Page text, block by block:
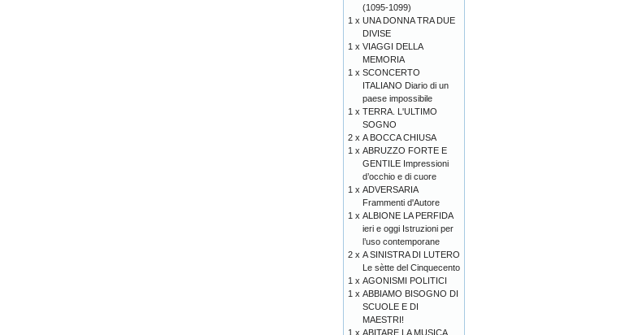
(1095-1099)
1 x UNA DONNA TRA DUE
DIVISE
1 x VIAGGI DELLA
MEMORIA
1 x SCONCERTO
ITALIANO Diario di un
paese impossibile
1 x TERRA. L'ULTIMO
SOGNO
2 x A BOCCA CHIUSA
1 x ABRUZZO FORTE E
GENTILE Impressioni
d’occhio e di cuore
1 x ADVERSARIA
Frammenti d'Autore
1 x ALBIONE LA PERFIDA
ieri e oggi Istruzioni per
l’uso contemporane
2 x A SINISTRA DI LUTERO
Le sètte del Cinquecento
1 x AGONISMI POLITICI
1 x ABBIAMO BISOGNO DI
SCUOLE E DI
MAESTRI!
1 x ABITARE LA MUSICA